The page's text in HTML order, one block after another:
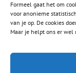
Formeel gaat het om
voor anonieme
van je op. De cookies
Maar je helpt ons er wel
CONTACT